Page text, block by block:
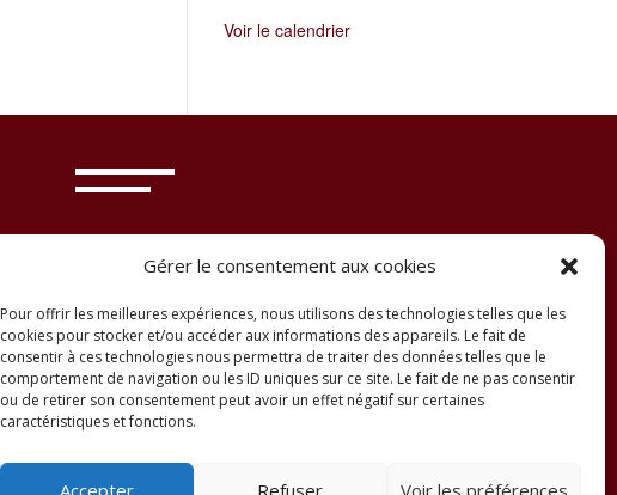
Gérer le consentement aux cookies
Pour offrir les meilleures expériences, nous utilisons des technologies telles que les
cookies pour stocker et/ou accéder aux informations des appareils. Le fait de
consentir à ces technologies nous permettra de traiter des données telles que le
comportement de navigation ou les ID uniques sur ce site. Le fait de ne pas consentir
ou de retirer son consentement peut avoir un effet négatif sur certaines
caractéristiques et fonctions.
Accepter Refuser Voir les préférences
Voir le calendrier